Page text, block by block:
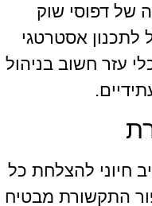
של דפוסי שוק
לתכנון אסטרטגי
עזר חשוב בניהול
חיוני להצלחת כל
התקשורת מבטיח